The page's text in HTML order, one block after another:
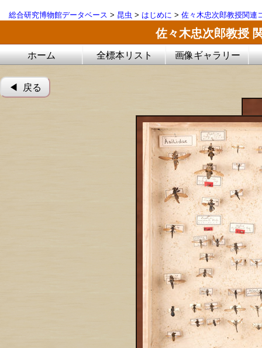
総合研究博物館データベース > 昆虫 > はじめに > 佐々木忠次郎教授関連
佐々木忠次郎教授
ホーム 全標本リスト 画像ギャラリー
◀︎ 戻る